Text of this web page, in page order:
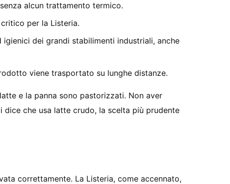
alcun trattamento termico.
per la Listeria.
dei grandi stabilimenti industriali, anche
viene trasportato su lunghe distanze.
e la panna sono pastorizzati. Non aver
che usa latte crudo, la scelta più prudente
correttamente. La Listeria, come accennato,